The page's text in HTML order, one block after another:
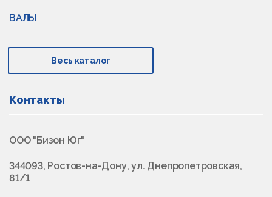
ВАЛЫ
Весь каталог
Контакты
ООО "Бизон Юг"
344093, Ростов-на-Дону, ул. Днепропетровская,
81/1